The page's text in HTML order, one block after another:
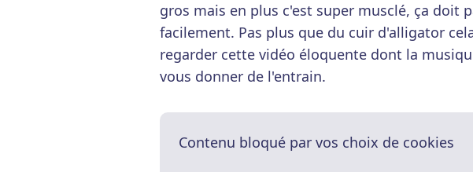
gros mais en plus c'est super musclé, ça doit
facilement. Pas plus que du cuir d'alligator
regarder cette vidéo éloquente dont la
vous donner de l'entrain.
Contenu bloqué par vos choix de cookies